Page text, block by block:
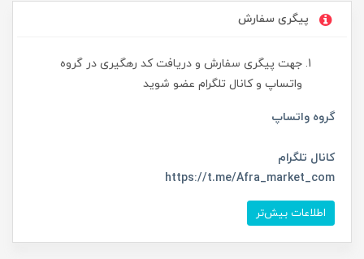
پیگری سفارش
جهت پیگری سفارش و دریافت کد رهگیری در گروه
واتساپ و کانال تلگرام عضو شوید
گروه واتساپ
کانال تلگرام
https://t.me/Afra_market_com
اطلاعات بیش‌تر